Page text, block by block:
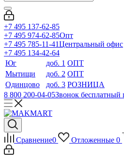
+7 495 137-62-85
+7 495 974-62-85Опт
+7 495 785-11-41Центральный офис
+7 495 134-42-64
Юг
доб. 1 ОПТ
Мытищи
доб. 2 ОПТ
Одинцово
доб. 3 РОЗНИЦА
8 800 200-04-05Звонок бесплатный
Сравнение0 Отложенные 0